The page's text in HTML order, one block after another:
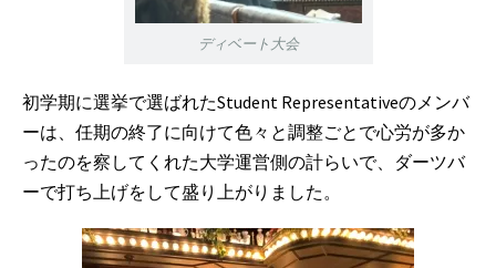
ディベート大会
初学期に選挙で選ばれたStudent Representativeのメンバ
ーは、任期の終了に向けて色々と調整ごとで心労が多か
ったのを察してくれた大学運営側の計らいで、ダーツバ
ーで打ち上げをして盛り上がりました。